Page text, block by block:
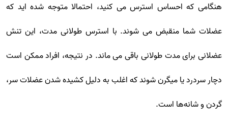
هنگامی که احساس استرس می کنید، احتمالا متوجه شده اید که
عضلات شما منقبض می شوند. با استرس طولانی مدت، این تنش
عضلانی برای مدت طولانی باقی می ماند. در نتیجه، افراد ممکن است
دچار سردرد یا میگرن شوند که اغلب به دلیل کشیده شدن عضلات سر،
گردن و شانه‌ها است.